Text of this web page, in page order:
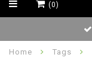
(0)
Home Tags